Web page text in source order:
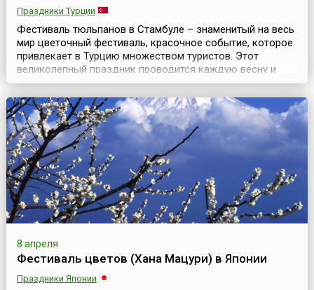
Праздники Турции
Фестиваль тюльпанов в Стамбуле – знаменитый на весь
мир цветочный фестиваль, красочное событие, которое
привлекает в Турцию множеством туристов. Этот
великолепный праздник проводится каждую весну и
длится примерно месяц. Ежегодно в апреле Стамбул
превращается в цветочный шедевр и становится
тюльпановой столицей мира. Миллионы тюльпанов
высаживают по всему городу. Их можно увидеть
практичес...
8 апреля
Фестиваль цветов (Хана Мацури) в Японии
Праздники Японии